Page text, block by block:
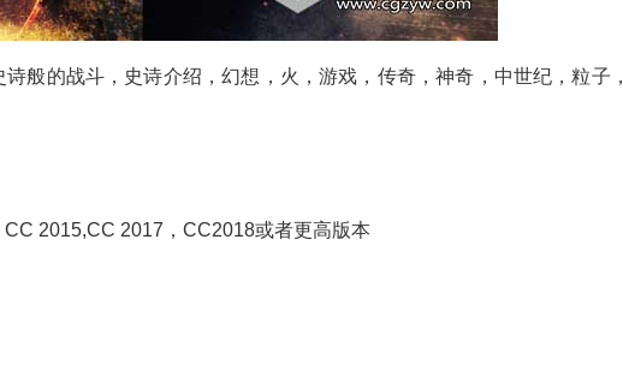
般的战斗，史诗介绍，幻想，火，游戏，传奇，神奇，中世纪，粒子，
2015,CC 2017，CC2018或者更高版本